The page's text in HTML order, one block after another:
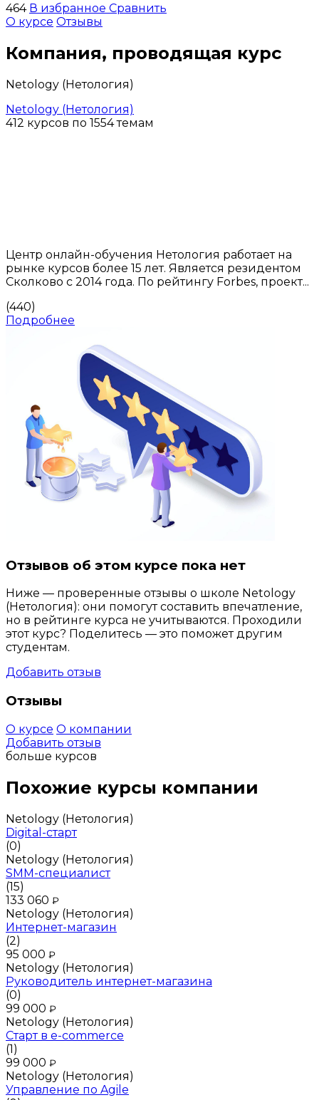
464 В избранное Сравнить
О курсе Отзывы
Компания, проводящая курс
Netology (Нетология)
Netology (Нетология)
412 курсов по 1554 темам
Центр онлайн-обучения Нетология работает на
рынке курсов более 15 лет. Является резидентом
Сколково с 2014 года. По рейтингу Forbes, проект...
(440)
Подробнее
Отзывов об этом курсе пока нет
Ниже — проверенные отзывы о школе Netology
(Нетология): они помогут составить впечатление,
но в рейтинге курса не учитываются. Проходили
этот курс? Поделитесь — это поможет другим
студентам.
Добавить отзыв
Отзывы
О курсе О компании
Добавить отзыв
больше курсов
Похожие курсы компании
Netology (Нетология)
Digital-старт
(0)
Netology (Нетология)
SMM-специалист
(15)
133 060 ₽
Netology (Нетология)
Интернет-магазин
(2)
95 000 ₽
Netology (Нетология)
Руководитель интернет-магазина
(0)
99 000 ₽
Netology (Нетология)
Старт в e-commerce
(1)
99 000 ₽
Netology (Нетология)
Управление по Agile